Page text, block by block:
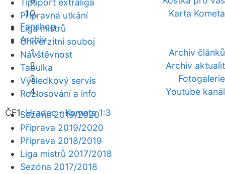
Karta Kometa
Fanshop
Archiv
Archiv článků
Archiv aktualit
Fotogalerie
Youtube kanál
ČF1:Hradec - Kometa 1:3
Tipsport extraliga
Přípravná utkání
Liga mistrů
Univerzitní souboj
Návštěvnost
Tabulka
Výsledkový servis
Rozlosování a info
Sezóna 2019/2020
Příprava 2019/2020
Příprava 2018/2019
Liga mistrů 2017/2018
Sezóna 2017/2018